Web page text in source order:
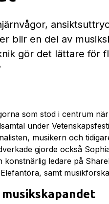
blir en del av
gör det lättare för
som stod i centrum
under
musikern och
gjorde också
konstnärlig ledare på
samt